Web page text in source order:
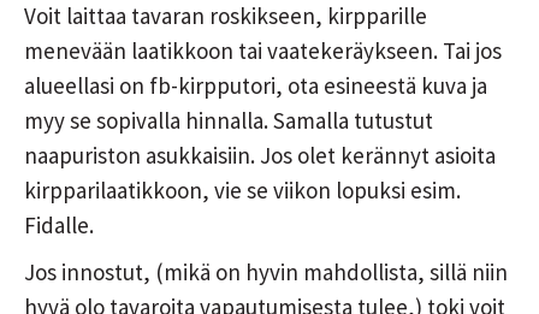
Voit laittaa tavaran roskikseen, kirpparille
menevään laatikkoon tai vaatekeräykseen. Tai jos
alueellasi on fb-kirpputori, ota esineestä kuva ja
myy se sopivalla hinnalla. Samalla tutustut
naapuriston asukkaisiin. Jos olet kerännyt asioita
kirpparilaatikkoon, vie se viikon lopuksi esim.
Fidalle.
Jos innostut, (mikä on hyvin mahdollista, sillä niin
hyvä olo tavaroita vapautumisesta tulee,) toki voit